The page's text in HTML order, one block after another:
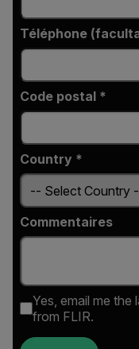
Téléphone
Code postal *
Country *
Commentaires
Yes, email me the
from FLIR.